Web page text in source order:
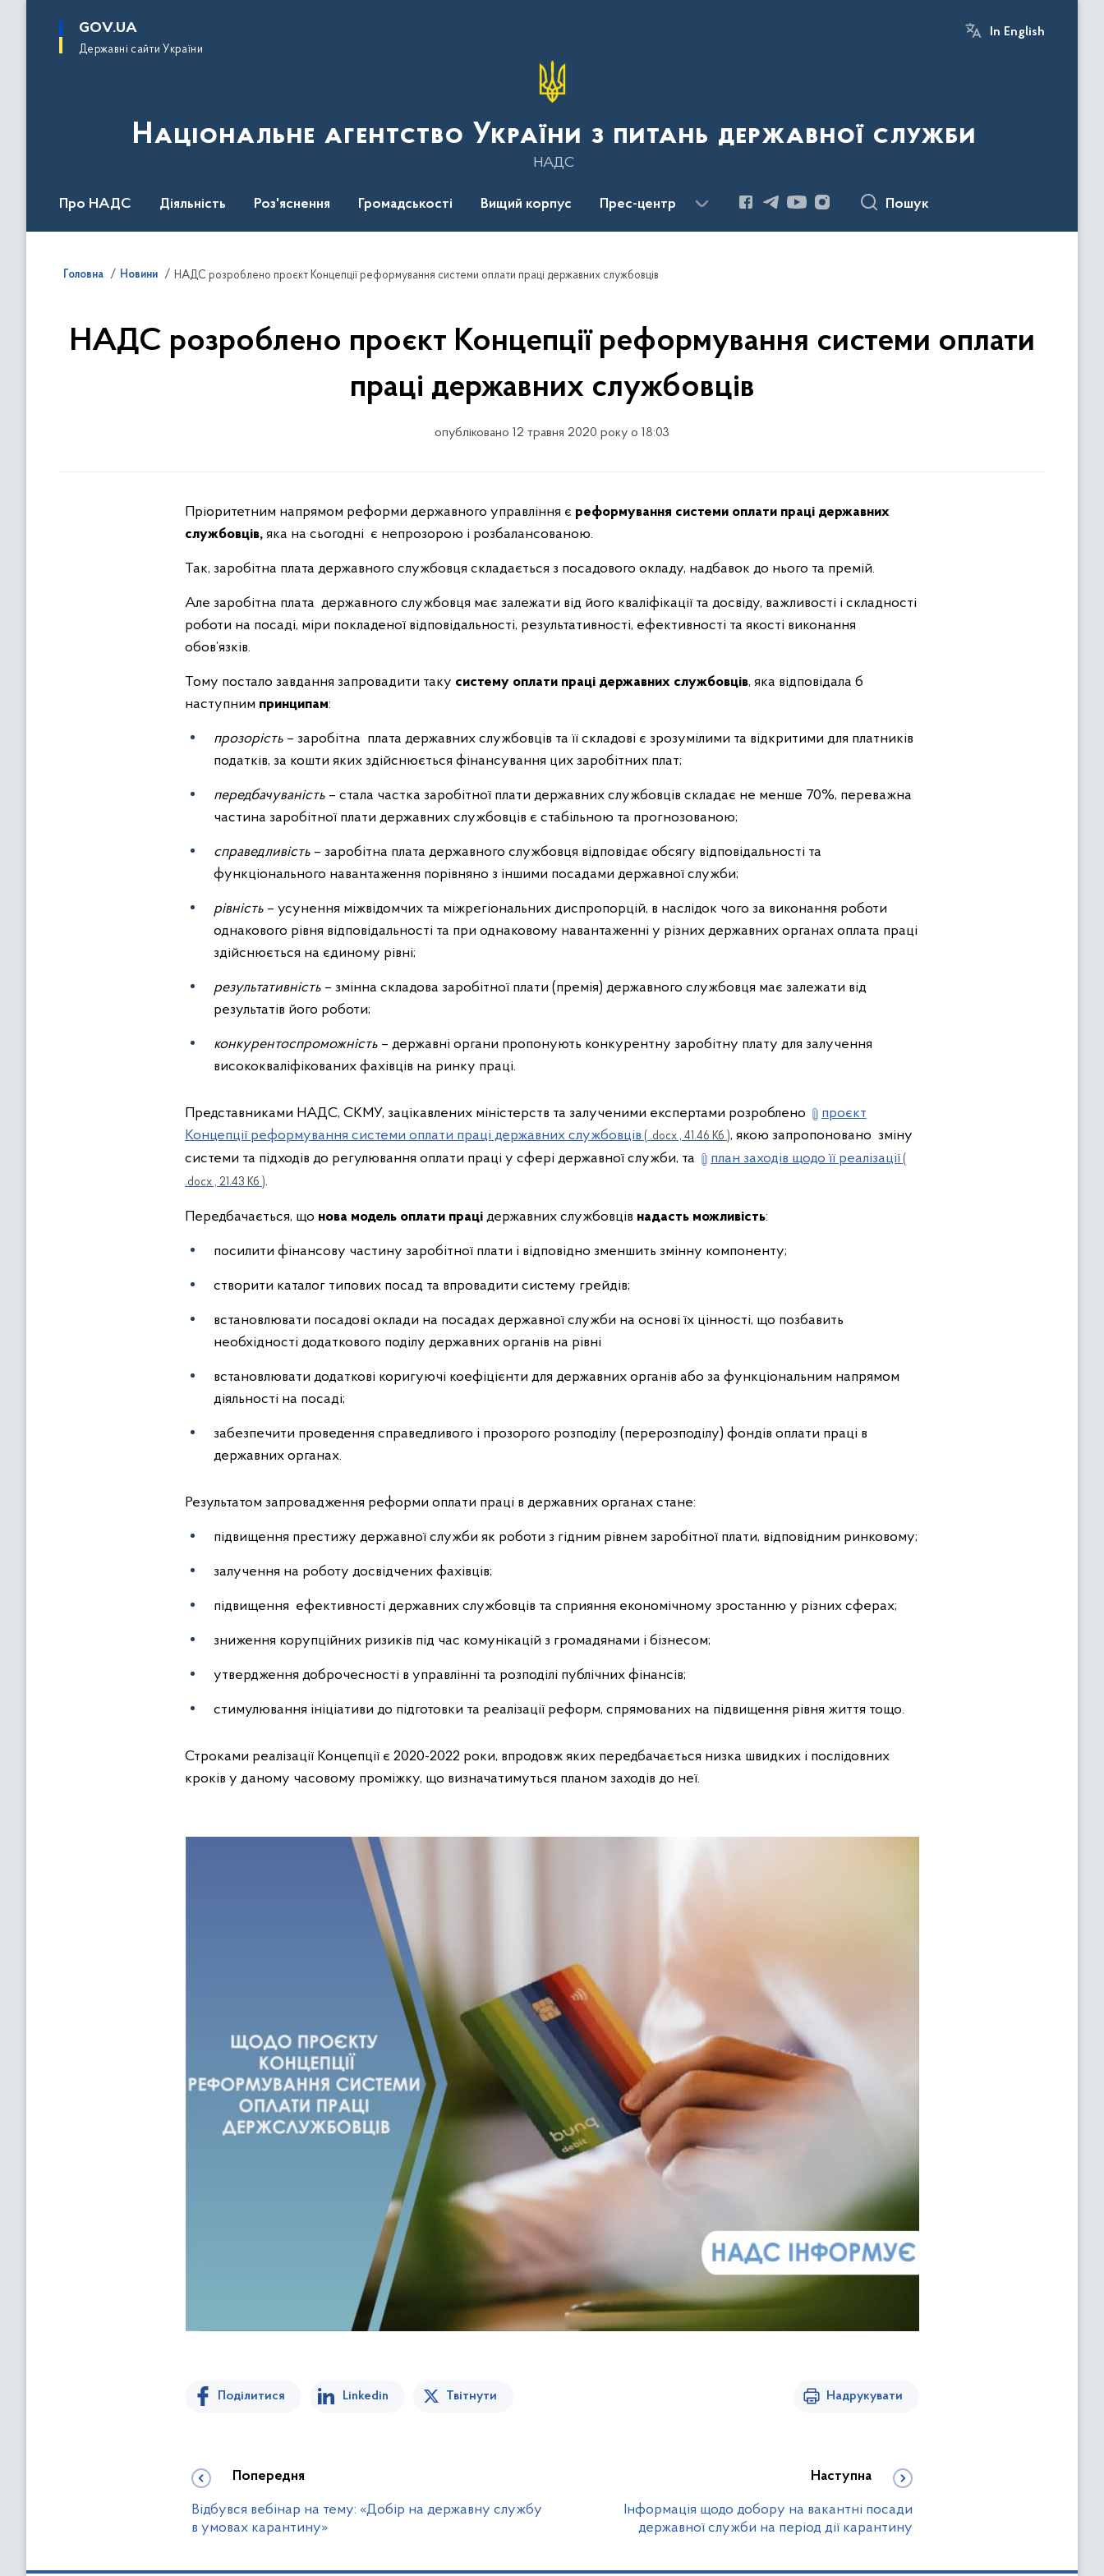
основного
GOV.UA
Державні сайти України
In English
Національне агентство України з питань державної служби
НАДС
Про НАДС Діяльність Роз'яснення Громадськості Вищий корпус Прес-центр Пошук
Головна Новини НАДС розроблено проєкт Концепції реформування системи оплати праці державних службовців
НАДС розроблено проєкт Концепції реформування системи оплати
праці державних службовців
опубліковано 12 травня 2020 року о 18:03
Пріоритетним напрямом реформи державного управління є реформування системи оплати праці державних
службовців, яка на сьогодні є непрозорою і розбалансованою.
Так, заробітна плата державного службовця складається з посадового окладу, надбавок до нього та премій.
Але заробітна плата державного службовця має залежати від його кваліфікації та досвіду, важливості і складності
роботи на посаді, міри покладеної відповідальності, результативності, ефективності та якості виконання
обов’язків.
Тому постало завдання запровадити таку систему оплати праці державних службовців, яка відповідала б
наступним принципам:
прозорість – заробітна плата державних службовців та її складові є зрозумілими та відкритими для платників
податків, за кошти яких здійснюється фінансування цих заробітних плат;
передбачуваність – стала частка заробітної плати державних службовців складає не менше 70%, переважна
частина заробітної плати державних службовців є стабільною та прогнозованою;
справедливість – заробітна плата державного службовця відповідає обсягу відповідальності та
функціонального навантаження порівняно з іншими посадами державної служби;
рівність – усунення міжвідомчих та міжрегіональних диспропорцій, в наслідок чого за виконання роботи
однакового рівня відповідальності та при однаковому навантаженні у різних державних органах оплата праці
здійснюється на єдиному рівні;
результативність – змінна складова заробітної плати (премія) державного службовця має залежати від
результатів його роботи;
конкурентоспроможність – державні органи пропонують конкурентну заробітну плату для залучення
висококваліфікованих фахівців на ринку праці.
Представниками НАДС, СКМУ, зацікавлених міністерств та залученими експертами розроблено
проєкт
Концепції реформування системи оплати праці державних службовців ( .docx , 41.46 Кб ), якою запропоновано зміну
системи та підходів до регулювання оплати праці у сфері державної служби, та
план заходів щодо її реалізації (
.docx , 21.43 Кб ).
Передбачається, що нова модель оплати праці державних службовців надасть можливість:
посилити фінансову частину заробітної плати і відповідно зменшить змінну компоненту;
створити каталог типових посад та впровадити систему грейдів;
встановлювати посадові оклади на посадах державної служби на основі їх цінності, що позбавить
необхідності додаткового поділу державних органів на рівні
встановлювати додаткові коригуючі коефіцієнти для державних органів або за функціональним напрямом
діяльності на посаді;
забезпечити проведення справедливого і прозорого розподілу (перерозподілу) фондів оплати праці в
державних органах.
Результатом запровадження реформи оплати праці в державних органах стане:
підвищення престижу державної служби як роботи з гідним рівнем заробітної плати, відповідним ринковому;
залучення на роботу досвідчених фахівців;
підвищення ефективності державних службовців та сприяння економічному зростанню у різних сферах;
зниження корупційних ризиків під час комунікацій з громадянами і бізнесом;
утвердження доброчесності в управлінні та розподілі публічних фінансів;
стимулювання ініціативи до підготовки та реалізації реформ, спрямованих на підвищення рівня життя тощо.
Строками реалізації Концепції є 2020-2022 роки, впродовж яких передбачається низка швидких і послідовних
кроків у даному часовому проміжку, що визначатимуться планом заходів до неї.
Поділитися Linkedin Твітнути Надрукувати
Попередня
Відбувся вебінар на тему: «Добір на державну службу
в умовах карантину»
Наступна
Інформація щодо добору на вакантні посади
державної служби на період дії карантину